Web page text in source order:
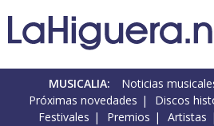
MUSICALIA: Noticias
Próximas novedades
Discos
Festivales
Premios Artistas